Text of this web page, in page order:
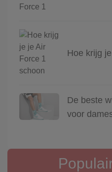
Hoe krijg
De beste
voor